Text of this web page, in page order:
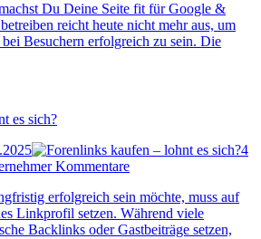
Du Deine Seite fit für Google &
reicht heute nicht mehr aus, um
Besuchern erfolgreich zu sein. Die
es sich?
4
Kommentare
erfolgreich sein möchte, muss auf
Linkprofil setzen. Während viele
Backlinks oder Gastbeiträge setzen,